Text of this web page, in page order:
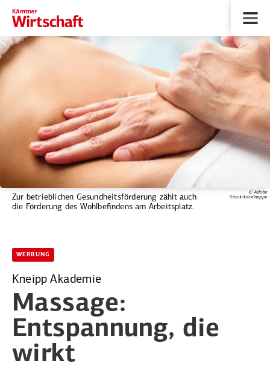
Zur betrieblichen Gesundheitsförderung zählt auch
die Förderung des Wohlbefindens am Arbeitsplatz.
© Adobe
Stock/karelnoppe
WERBUNG
Kneipp Akademie
Massage:
Entspannung, die
wirkt